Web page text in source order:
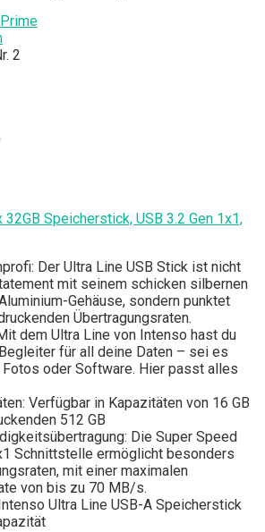
2
32GB Speicherstick, USB 3.2 Gen 1x1,
Der Ultra Line USB Stick ist nicht
mit seinem schicken silbernen
Gehäuse, sondern punktet
Übertragungsraten.
dem Ultra Line von Intenso hast du
für all deine Daten – sei es
Fotos oder Software. Hier passt alles
Verfügbar in Kapazitäten von 16 GB
512 GB
Die Super Speed
Schnittstelle ermöglicht besonders
mit einer maximalen
von bis zu 70 MB/s.
Ultra Line USB-A Speicherstick